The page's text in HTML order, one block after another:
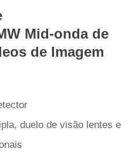
Mid-onda de
de Imagem
duelo de visão lentes e